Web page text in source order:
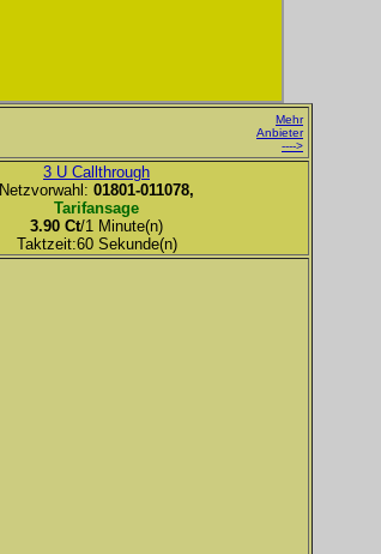
Mehr
Anbieter
---->
3 U Callthrough
Netzvorwahl: 01801-011078,
Tarifansage
3.90 Ct/1 Minute(n)
Taktzeit:60 Sekunde(n)